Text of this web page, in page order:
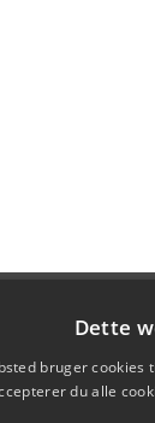
Dette
bruger cookies
du alle